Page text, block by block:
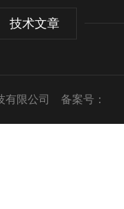
技术文章
有限公司 备案号：